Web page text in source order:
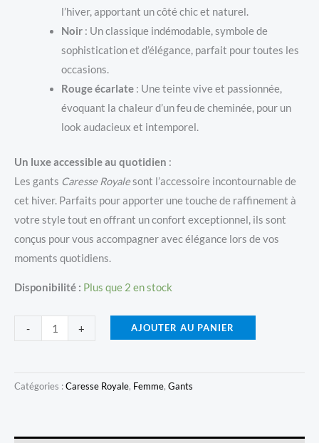
l’hiver, apportant un côté chic et naturel.
Noir: Un classique indémodable, symbole de
sophistication et d’élégance, parfait pour toutes les
occasions.
Rouge écarlate: Une teinte vive et passionnée,
évoquant la chaleur d’un feu de cheminée, pour un
look audacieux et intemporel.
Un luxe accessible au quotidien :
Les gants Caresse Royalesont l’accessoire incontournable de
cet hiver. Parfaits pour apporter une touche de raffinement à
votre style tout en offrant un confort exceptionnel, ils sont
conçus pour vous accompagner avec élégance lors de vos
moments quotidiens.
Disponibilité : Plus que 2 en stock
-
quantité
Caresse
Gris
+ AJOUTER AU PANIER
Catégories :Caresse Royale, Femme, Gants